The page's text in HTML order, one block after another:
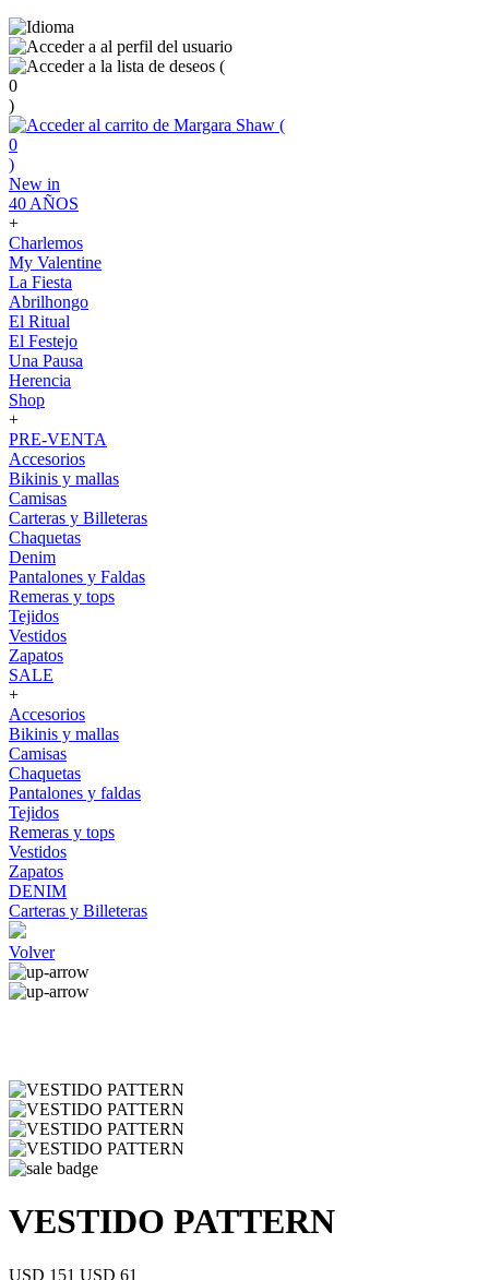
(
0
)
(
0
)
New in
40 AÑOS
+
Charlemos
My Valentine
La Fiesta
Abrilhongo
El Ritual
El Festejo
Una Pausa
Herencia
Shop
+
PRE-VENTA
Accesorios
Bikinis y mallas
Camisas
Carteras y Billeteras
Chaquetas
Denim
Pantalones y Faldas
Remeras y tops
Tejidos
Vestidos
Zapatos
SALE
+
Accesorios
Bikinis y mallas
Camisas
Chaquetas
Pantalones y faldas
Tejidos
Remeras y tops
Vestidos
Zapatos
DENIM
Carteras y Billeteras
Volver
VESTIDO PATTERN
USD 151 USD 61